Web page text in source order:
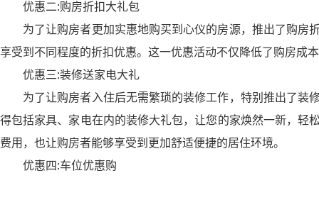
优惠二:购房折扣大礼包
为了让购房者更加实惠地购买到心仪的房源，推出了购房
享受到不同程度的折扣优惠。这一优惠活动不仅降低了购房成
优惠三:装修送家电大礼
为了让购房者入住后无需繁琐的装修工作，特别推出了装
得包括家具、家电在内的装修大礼包，让您的家焕然一新，轻
费用，也让购房者能够享受到更加舒适便捷的居住环境。
优惠四:车位优惠购